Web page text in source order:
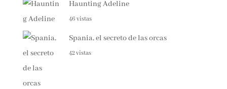
Haunting Adeline
46 vistas
Spania, el secreto de las orcas
42 vistas